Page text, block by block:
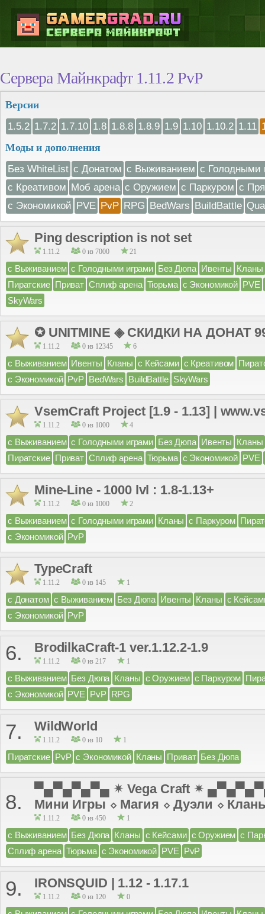
Сервера Майнкрафт 1.11.2 PvP
Версии
1.5.2 1.7.2 1.7.10 1.8 1.8.8 1.8.9 1.9 1.10 1.10.2 1.11
Моды и дополнения
Без WhiteList с Донатом с Выживанием с Голодными
с Креативом Моб арена с Оружием с Паркуром с
с Экономикой PVE PvP RPG BedWars BuildBattle
Ping description is not set
1.11.2 0 из 7000 21
с Выживанием с Голодными играми Без Дюпа Ивенты Кланы
Пиратские Приват Сплиф арена Тюрьма с Экономикой PVE
SkyWars
✪ UNITMINE ◈ СКИДКИ НА ДОНАТ
1.11.2 0 из 12345 6
с Выживанием Ивенты Кланы с Кейсами с Креативом
с Экономикой PvP BedWars BuildBattle SkyWars
VsemCraft Project [1.9 - 1.13] |
1.11.2 0 из 1000 4
с Выживанием с Голодными играми Без Дюпа Ивенты Кланы
Пиратские Приват Сплиф арена Тюрьма с Экономикой PVE
Mine-Line - 1000 lvl : 1.8-1.13+
1.11.2 0 из 1000 2
с Выживанием с Голодными играми Кланы с Паркуром
с Экономикой PvP
TypeCraft
1.11.2 0 из 145 1
с Донатом с Выживанием Без Дюпа Ивенты Кланы с
с Экономикой PvP
6. BrodilkaCraft-1 ver.1.12.2-1.9
1.11.2 0 из 217 1
с Выживанием Без Дюпа Кланы с Оружием с Паркуром
с Экономикой PVE PvP RPG
7. WildWorld
1.11.2 0 из 10 1
Пиратские PvP с Экономикой Кланы Приват Без Дюпа
8.
▀▄▀▄▀▄▀▄ ✴ Vega Craft ✴
Мини Игры ⬦ Магия ⬦ Дуэли ⬦
1.11.2 0 из 450 1
с Выживанием Без Дюпа Кланы с Кейсами с Оружием с
Сплиф арена Тюрьма с Экономикой PVE PvP
9. IRONSQUID | 1.12 - 1.17.1
1.11.2 0 из 120 0